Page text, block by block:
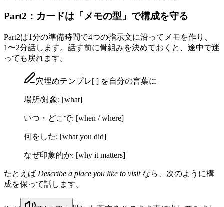
Part2：カードは「メモの型」で構成を守る
Part2は1分の準備時間で4つの指示文に沿ってメモを作り、
1〜2分話します。話す前に骨組みを決めておくと、途中で迷
っても戻れます。
穴埋めテンプレ[ ] を自分の言葉に
場所/対象: [what]
いつ・どこで: [when / where]
何をした: [what you did]
なぜ印象的か: [why it matters]
たとえば Describe a place you like to visitなら、次のように構
成を保って話します。